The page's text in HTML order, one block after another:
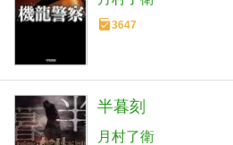
3647
半暮刻
月村了衛